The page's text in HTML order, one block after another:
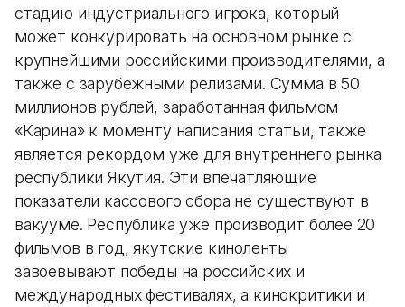
стадию индустриального игрока, который
может конкурировать на основном рынке с
крупнейшими российскими производителями, а
также с зарубежными релизами. Сумма в 50
миллионов рублей, заработанная фильмом
«Карина» к моменту написания статьи, также
является рекордом уже для внутреннего рынка
республики Якутия. Эти впечатляющие
показатели кассового сбора не существуют в
вакууме. Республика уже производит более 20
фильмов в год, якутские киноленты
завоевывают победы на российских и
международных фестивалях, а кинокритики и